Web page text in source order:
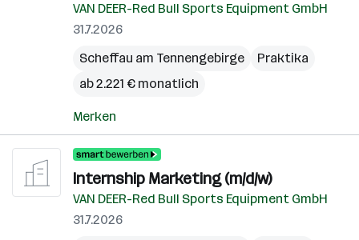
VAN DEER-Red Bull Sports Equipment GmbH
31.7.2026
Scheffau am Tennengebirge
Praktika
ab 2.221 € monatlich
Merken
Internship Marketing (m/d/w)
VAN DEER-Red Bull Sports Equipment GmbH
31.7.2026